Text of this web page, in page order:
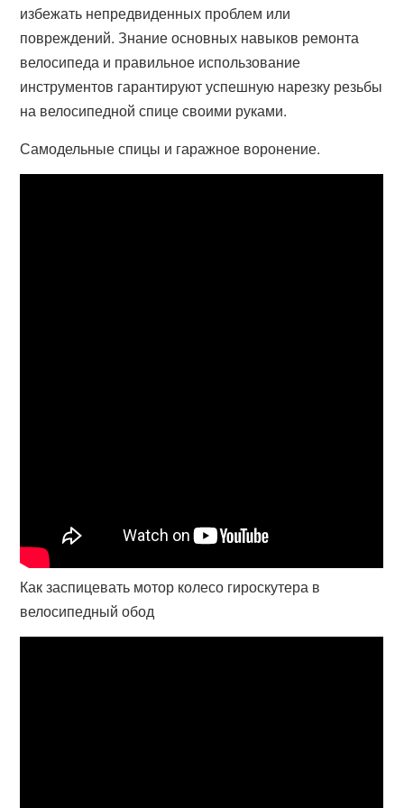
избежать непредвиденных проблем или
повреждений. Знание основных навыков ремонта
велосипеда и правильное использование
инструментов гарантируют успешную нарезку резьбы
на велосипедной спице своими руками.
Самодельные спицы и гаражное воронение.
Как заспицевать мотор колесо гироскутера в
велосипедный обод